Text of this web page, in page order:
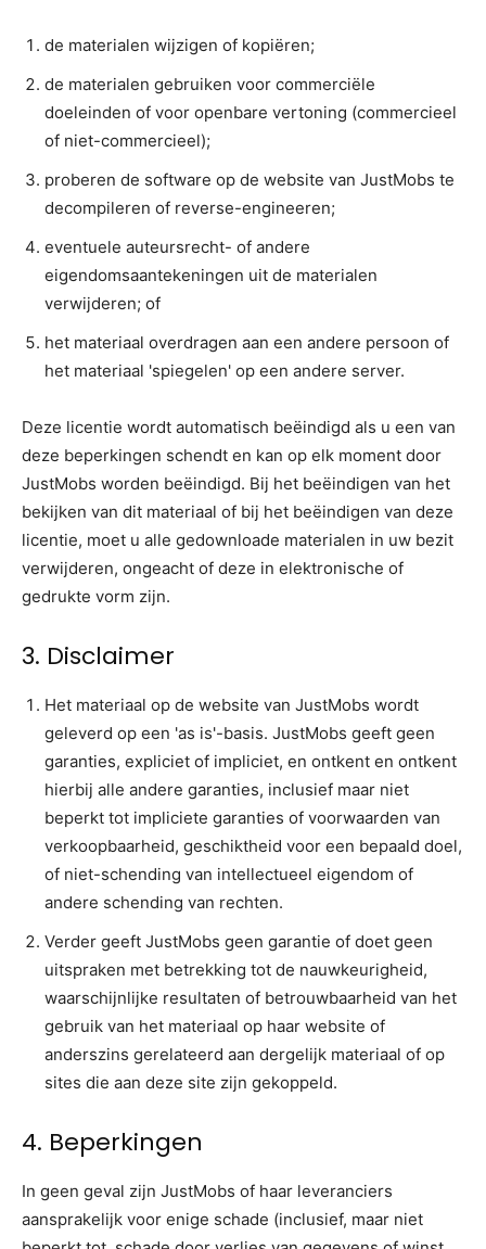
de materialen wijzigen of kopiëren;
de materialen gebruiken voor commerciële
doeleinden of voor openbare vertoning (commercieel
of niet-commercieel);
proberen de software op de website van JustMobs te
decompileren of reverse-engineeren;
eventuele auteursrecht- of andere
eigendomsaantekeningen uit de materialen
verwijderen; of
het materiaal overdragen aan een andere persoon of
het materiaal 'spiegelen' op een andere server.
Deze licentie wordt automatisch beëindigd als u een van
deze beperkingen schendt en kan op elk moment door
JustMobs worden beëindigd. Bij het beëindigen van het
bekijken van dit materiaal of bij het beëindigen van deze
licentie, moet u alle gedownloade materialen in uw bezit
verwijderen, ongeacht of deze in elektronische of
gedrukte vorm zijn.
3. Disclaimer
Het materiaal op de website van JustMobs wordt
geleverd op een 'as is'-basis. JustMobs geeft geen
garanties, expliciet of impliciet, en ontkent en ontkent
hierbij alle andere garanties, inclusief maar niet
beperkt tot impliciete garanties of voorwaarden van
verkoopbaarheid, geschiktheid voor een bepaald doel,
of niet-schending van intellectueel eigendom of
andere schending van rechten.
Verder geeft JustMobs geen garantie of doet geen
uitspraken met betrekking tot de nauwkeurigheid,
waarschijnlijke resultaten of betrouwbaarheid van het
gebruik van het materiaal op haar website of
anderszins gerelateerd aan dergelijk materiaal of op
sites die aan deze site zijn gekoppeld.
4. Beperkingen
In geen geval zijn JustMobs of haar leveranciers
aansprakelijk voor enige schade (inclusief, maar niet